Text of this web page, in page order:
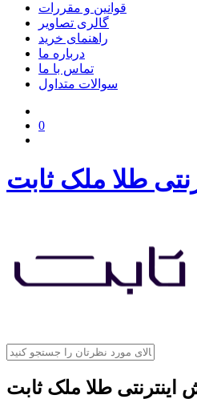
قوانین و مقررات
گالری تصاویر
راهنمای خرید
درباره ما
تماس با ما
سوالات متداول
0
طلا ملک ثابت
اینترنتی طلا ملک ثابت